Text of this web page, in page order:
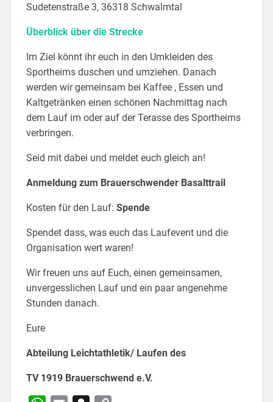
Sudetenstraße 3, 36318 Schwalmtal
Überblick über die Strecke
Im Ziel könnt ihr euch in den Umkleiden des
Sportheims duschen und umziehen. Danach
werden wir gemeinsam bei Kaffee , Essen und
Kaltgetränken einen schönen Nachmittag nach
dem Lauf im oder auf der Terasse des Sportheims
verbringen.
Seid mit dabei und meldet euch gleich an!
Anmeldung zum Brauerschwender Basalttrail
Kosten für den Lauf: Spende
Spendet dass, was euch das Laufevent und die
Organisation wert waren!
Wir freuen uns auf Euch, einen gemeinsamen,
unvergesslichen Lauf und ein paar angenehme
Stunden danach.
Eure
Abteilung Leichtathletik/ Laufen des
TV 1919 Brauerschwend e.V.